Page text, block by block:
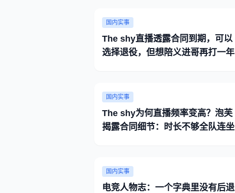
国内实事
The shy直播透露合同到期，可以
选择退役，但想陪义进哥再打一年
国内实事
The shy为何直播频率变高？泡芙
揭露合同细节：时长不够全队连坐
国内实事
电竞人物志：一个字典里没有后退